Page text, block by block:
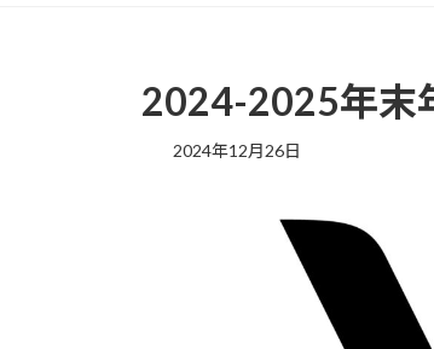
2024-2025年末
2024年12月26日